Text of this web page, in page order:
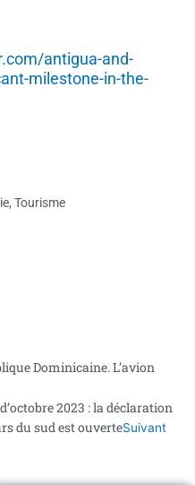
antigua-and-
milestone-in-the-
, Tourisme
Dominicaine. L’avion
2023 : la déclaration
du sud est ouverteSuivant